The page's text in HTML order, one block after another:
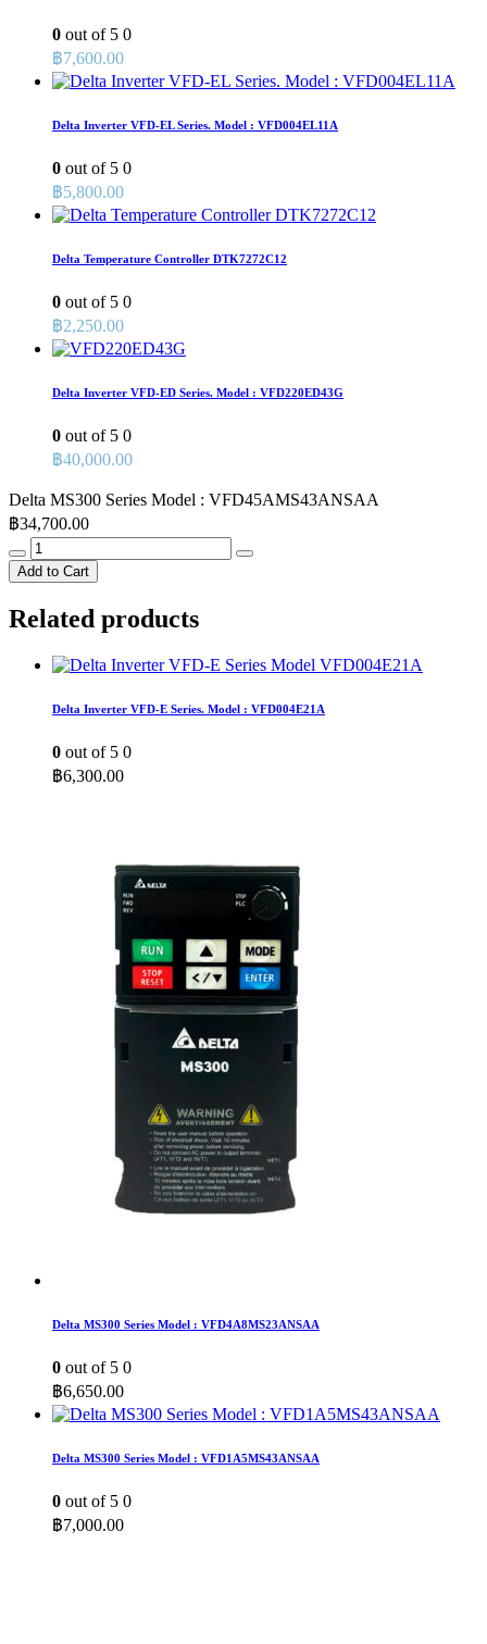
0 out of 5 0
฿7,600.00
Delta Inverter VFD-EL Series. Model : VFD004EL11A
0 out of 5 0
฿5,800.00
Delta Temperature Controller DTK7272C12
0 out of 5 0
฿2,250.00
Delta Inverter VFD-ED Series. Model : VFD220ED43G
0 out of 5 0
฿40,000.00
Delta MS300 Series Model : VFD45AMS43ANSAA
฿34,700.00
Delta
MS300
Series
:
quantity
Add to Cart
Related products
Delta Inverter VFD-E Series. Model : VFD004E21A
0 out of 5 0
฿6,300.00
Delta MS300 Series Model : VFD4A8MS23ANSAA
0 out of 5 0
฿6,650.00
Delta MS300 Series Model : VFD1A5MS43ANSAA
0 out of 5 0
฿7,000.00